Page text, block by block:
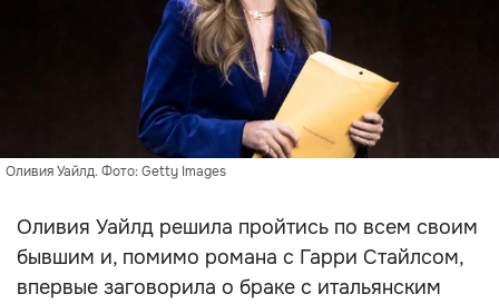
Оливия Уайлд. Фото: Getty Images
Оливия Уайлд решила пройтись по всем своим
бывшим и, помимо романа с Гарри Стайлсом,
впервые заговорила о браке с итальянским